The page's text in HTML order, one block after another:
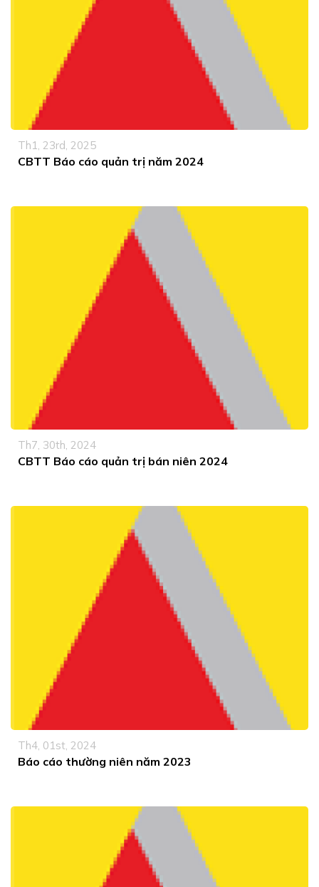
Th1, 23rd, 2025
CBTT Báo cáo quản trị năm 2024
Th7, 30th, 2024
CBTT Báo cáo quản trị bán niên 2024
Th4, 01st, 2024
Báo cáo thường niên năm 2023